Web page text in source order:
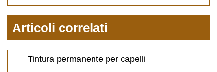
Articoli correlati
Tintura permanente per capelli